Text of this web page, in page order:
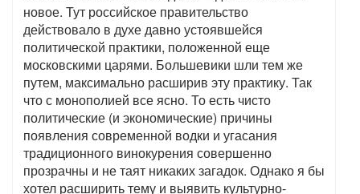
новое. Тут российское правительство
действовало в духе давно устоявшейся
политической практики, положенной еще
московскими царями. Большевики шли тем же
путем, максимально расширив эту практику. Так
что с монополией все ясно. То есть чисто
политические (и экономические) причины
появления современной водки и угасания
традиционного винокурения совершенно
прозрачны и не таят никаких загадок. Однако я бы
хотел расширить тему и выявить культурно-